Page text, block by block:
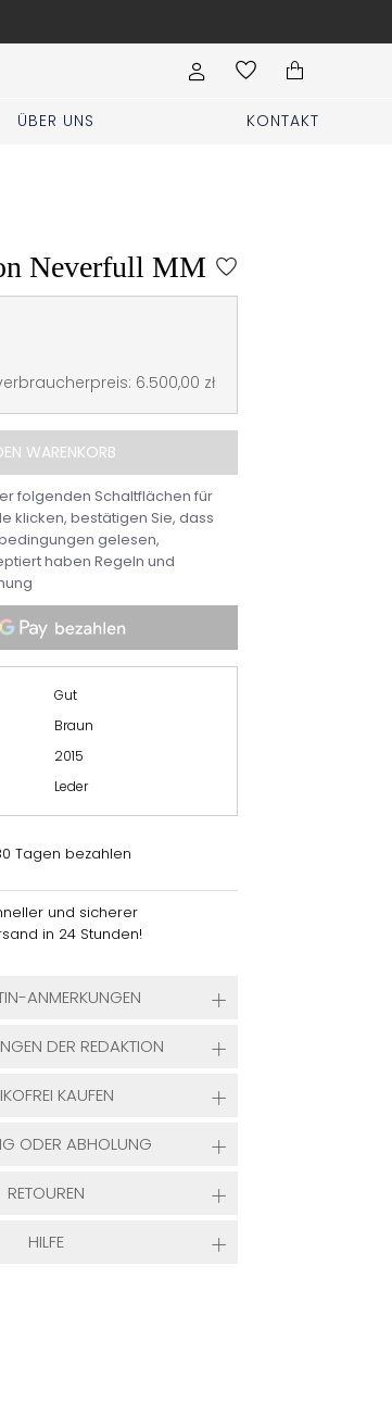
ÜBER UNS KONTAKT
Neverfull MM
6.500,00 zł
WARENKORB
folgenden Schaltflächen für
klicken, bestätigen Sie, dass
gelesen,
haben Regeln und
Gut
Braun
2015
Leder
Tagen bezahlen
und sicherer
in 24 Stunden!
ANMERKUNGEN
DER REDAKTION
KAUFEN
ODER ABHOLUNG
RETOUREN
HILFE